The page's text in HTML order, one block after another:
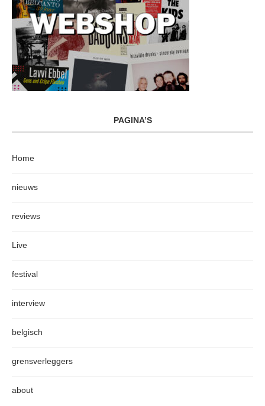
PAGINA’S
Home
nieuws
reviews
Live
festival
interview
belgisch
grensverleggers
about